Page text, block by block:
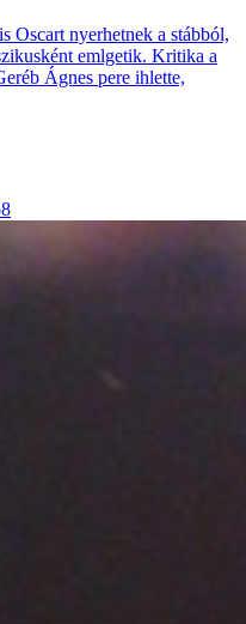
Oscart nyerhetnek a stábból,
emlgetik. Kritika a
Ágnes pere ihlette,